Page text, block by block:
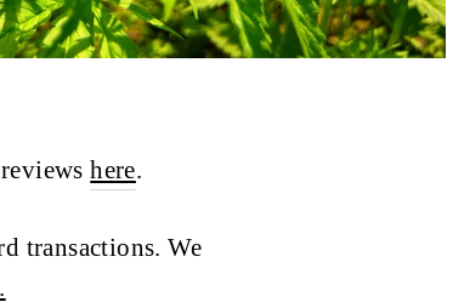
reviewshere.
transactions. We
.